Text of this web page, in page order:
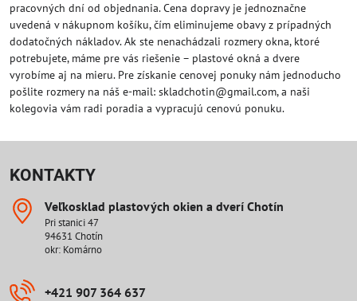
pracovných dní od objednania. Cena dopravy je jednoznačne
uvedená v nákupnom košíku, čím eliminujeme obavy z prípadných
dodatočných nákladov. Ak ste nenachádzali rozmery okna, ktoré
potrebujete, máme pre vás riešenie – plastové okná a dvere
vyrobíme aj na mieru. Pre získanie cenovej ponuky nám jednoducho
pošlite rozmery na náš e-mail: skladchotin@gmail.com, a naši
kolegovia vám radi poradia a vypracujú cenovú ponuku.
KONTAKTY
Veľkosklad plastových okien a dverí Chotín
Pri stanici 47
94631 Chotín
okr: Komárno
+421 907 364 637